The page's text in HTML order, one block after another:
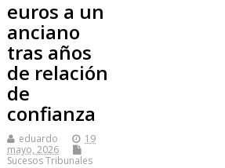
euros a un
anciano
tras años
de relación
de
confianza
eduardo
19
mayo, 2026
Sucesos Tribunales